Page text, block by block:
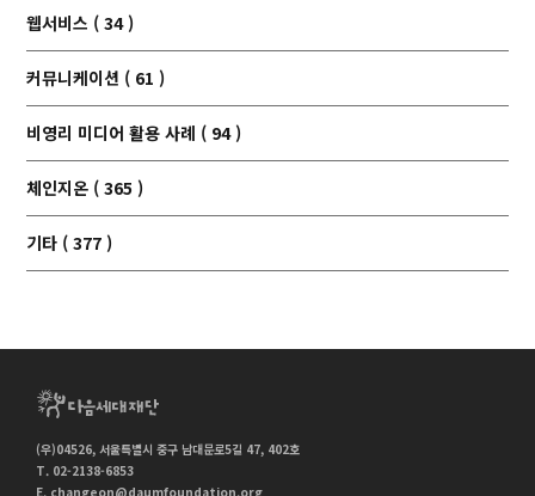
웹서비스 ( 34 )
커뮤니케이션 ( 61 )
비영리 미디어 활용 사례 ( 94 )
체인지온 ( 365 )
기타 ( 377 )
(우)04526, 서울특별시 중구 남대문로5길 47, 402호
T. 02-2138-6853
E. changeon@daumfoundation.org